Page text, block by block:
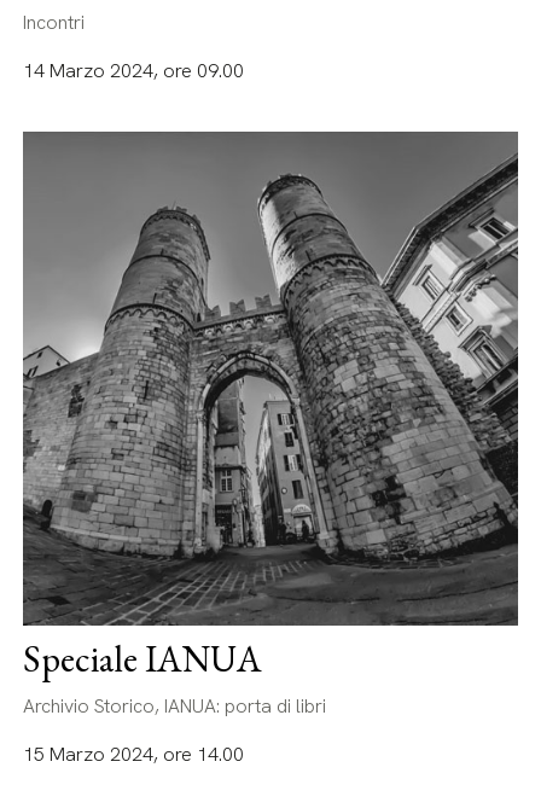
Incontri
14 Marzo 2024, ore 09.00
Speciale IANUA
Archivio Storico, IANUA: porta di libri
15 Marzo 2024, ore 14.00